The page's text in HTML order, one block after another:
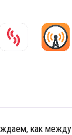
как между